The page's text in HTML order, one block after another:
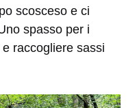
scosceso e ci
spasso per i
raccogliere sassi